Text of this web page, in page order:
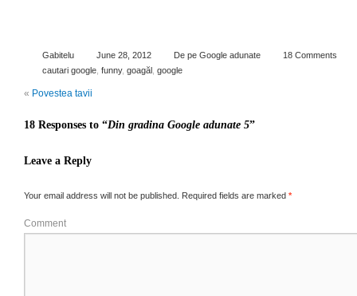
Gabitelu June 28, 2012 De pe Google adunate
18 Comments
cautari google funny, goagăl google
« Povestea tavii
18 Responses to “Din gradina Google adunate 5”
Leave a Reply
Your email address will not be published. Required fields are marked *
Comment